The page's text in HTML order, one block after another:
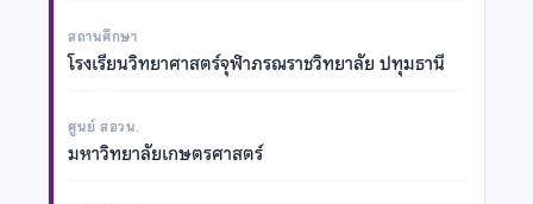
สถานศึกษา
โรงเรียนวิทยาศาสตร์จุฬาภรณราชวิทยาลัย ปทุมธานี
ศูนย์ สอวน.
มหาวิทยาลัยเกษตรศาสตร์